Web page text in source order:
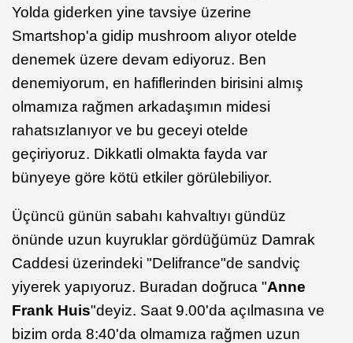
Yolda giderken yine tavsiye üzerine
Smartshop'a gidip mushroom alıyor otelde
denemek üzere devam ediyoruz. Ben
denemiyorum, en hafiflerinden birisini almış
olmamıza rağmen arkadaşımın midesi
rahatsızlanıyor ve bu geceyi otelde
geçiriyoruz. Dikkatli olmakta fayda var
bünyeye göre kötü etkiler görülebiliyor.
Üçüncü günün sabahı kahvaltıyı gündüz
önünde uzun kuyruklar gördüğümüz Damrak
Caddesi üzerindeki "Delifrance"de sandviç
yiyerek yapıyoruz. Buradan doğruca "Anne
Frank Huis"deyiz. Saat 9.00'da açılmasına ve
bizim orda 8:40'da olmamıza rağmen uzun